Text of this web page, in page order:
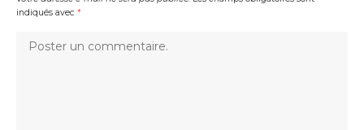
indiqués avec *